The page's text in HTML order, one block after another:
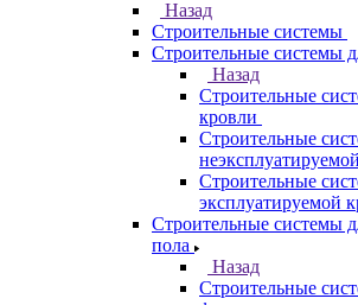
Назад
Строительные системы
Строительные системы
Назад
Строительные
кровли
Строительные
Строительные
эксплуатируемой
Строительные системы
пола
Назад
Строительные